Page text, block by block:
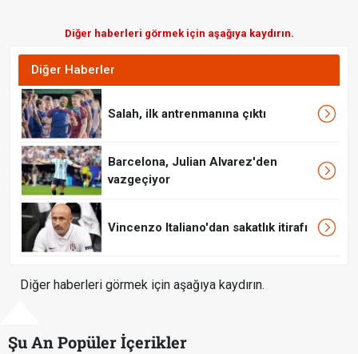
Diğer haberleri görmek için aşağıya kaydırın.
Diğer Haberler
Salah, ilk antrenmanına çıktı
Barcelona, Julian Alvarez'den
vazgeçiyor
Vincenzo Italiano'dan sakatlık itirafı
Diğer haberleri görmek için aşağıya kaydırın.
Şu An Popüler İçerikler